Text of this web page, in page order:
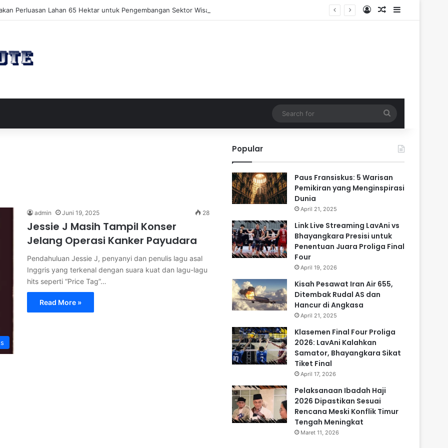
Perluasan Lahan 65 Hektar untuk Pengembangan Sektor Wisata Log InRandom Article
Sidebar
for
admin Juni 19, 2025 28
Jessie J Masih Tampil Konser
Jelang Operasi Kanker Payudara
Pendahuluan Jessie J, penyanyi dan penulis lagu asal
Inggris yang terkenal dengan suara kuat dan lagu-lagu
hits seperti “Price Tag”…
Read More »
Popular
Paus Fransiskus: 5 Warisan
Pemikiran yang Menginspirasi
Dunia
April 21, 2025
Link Live Streaming LavAni vs
Bhayangkara Presisi untuk
Penentuan Juara Proliga Final
Four
April 19, 2026
Kisah Pesawat Iran Air 655,
Ditembak Rudal AS dan
Hancur di Angkasa
April 21, 2025
Klasemen Final Four Proliga
2026: LavAni Kalahkan
Samator, Bhayangkara Sikat
Tiket Final
April 17, 2026
Pelaksanaan Ibadah Haji
2026 Dipastikan Sesuai
Rencana Meski Konflik Timur
Tengah Meningkat
Maret 11, 2026